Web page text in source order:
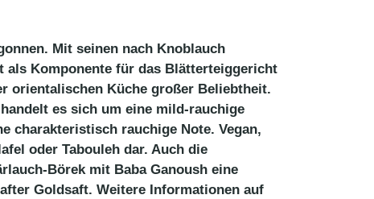
Mit seinen nach Knoblauch
als Komponente für das Blätterteiggericht
orientalischen Küche großer Beliebtheit.
es sich um eine mild-rauchige
charakteristisch rauchige Note. Vegan,
oder Tabouleh dar. Auch die
Börek mit Baba Ganoush eine
Goldsaft. Weitere Informationen auf